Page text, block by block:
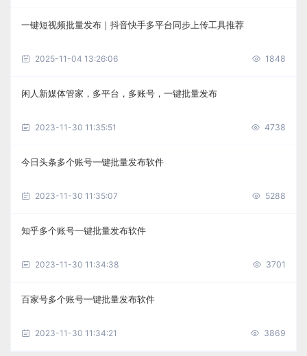
一键短视频批量发布｜抖音快手多平台同步上传工具推荐
2025-11-04 13:26:06 1848
闲人新媒体管家，多平台，多账号，一键批量发布
2023-11-30 11:35:51 4738
今日头条多个账号一键批量发布软件
2023-11-30 11:35:07 5288
知乎多个账号一键批量发布软件
2023-11-30 11:34:38 3701
百家号多个账号一键批量发布软件
2023-11-30 11:34:21 3869